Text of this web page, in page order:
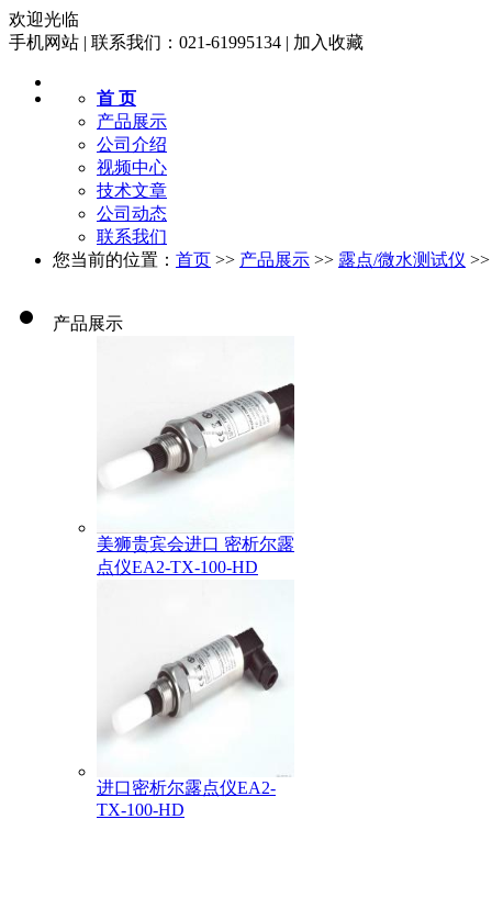
欢迎光临
手机网站 | 联系我们：021-61995134 | 加入收藏
首 页
产品展示
公司介绍
视频中心
技术文章
公司动态
联系我们
您当前的位置： 首页 >> 产品展示 >> 露点/微水测试仪
产品展示
美狮贵宾会进口 密析尔露
点仪EA2-TX-100-HD
进口密析尔露点仪EA2-
TX-100-HD